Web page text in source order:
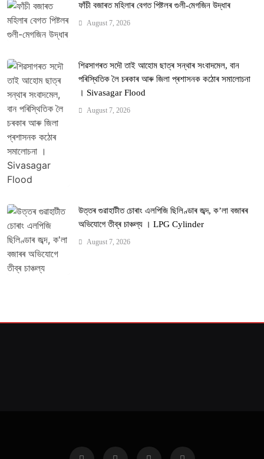
ফাঁচী বজাৰত মহিলাৰ বেগত পিষ্টলৰ গুলী-মেগজিন উদ্ধাৰ
August 7, 2026
শিৱসাগৰত সদৌ তাই আহোম ছাত্ৰ সন্থাৰ সংবাদমেল, বান
পৰিস্থিতিক লৈ চৰকাৰ আৰু জিলা প্ৰশাসনক কঠোৰ সমালোচনা
। Sivasagar Flood
August 7, 2026
উত্তৰ গুৱাহাটীত চোৰাং এলপিজি ছিলিণ্ডাৰ জব্দ, ক’লা বজাৰৰ
অভিযোগে তীব্ৰ চাঞ্চল্য । LPG Cylinder
August 7, 2026